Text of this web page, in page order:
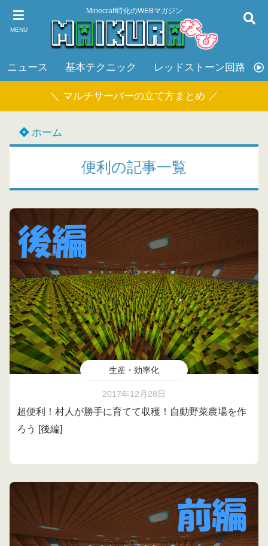
MENU
Minecraft特化のWEBマガジン
ニュース 基本テクニック レッドストーン回路
＼ マルチサーバーの立て方まとめ ／
ホーム
便利の記事一覧
生産・効率化
2017年12月28日
超便利！村人が勝手に育てて収穫！自動野菜農場を作
ろう [後編]